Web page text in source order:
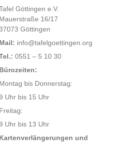
Göttingen e.V.
Mauerstraße 16/17
Göttingen
Mail: info@tafelgoettingen.org
0551 – 5 10 30
Bürozeiten:
Montag bis Donnerstag:
Uhr bis 15 Uhr
Freitag:
Uhr bis 13 Uhr
Kartenverlängerungen und